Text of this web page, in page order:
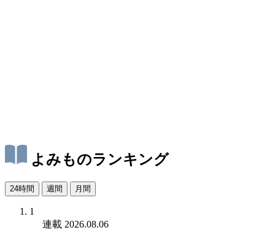
よみものランキング
24時間 週間 月間
1
連載 2026.08.06